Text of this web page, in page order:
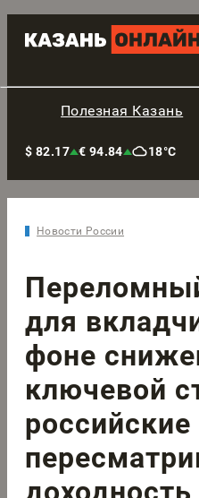
Полезная Казань
$ 82.17 € 94.84 18°C
Новости России
для
фоне
ключевой
российские